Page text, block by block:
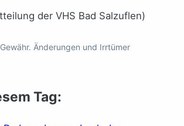
der VHS Bad Salzuflen)
Änderungen und Irrtümer
Tag: